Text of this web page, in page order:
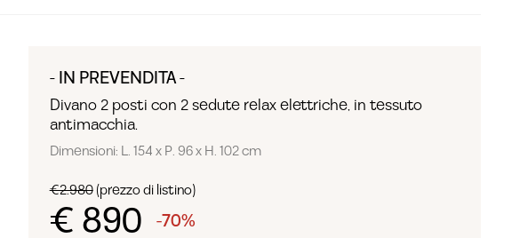
- IN PREVENDITA -
Divano 2 posti con 2 sedute relax elettriche, in tessuto
antimacchia.
Dimensioni: L. 154 x P. 96 x H. 102 cm
€2.980(prezzo di listino)
€ 890 -70%